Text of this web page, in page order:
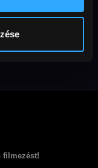
filmezést!